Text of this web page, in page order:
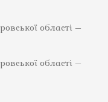
області –
області –